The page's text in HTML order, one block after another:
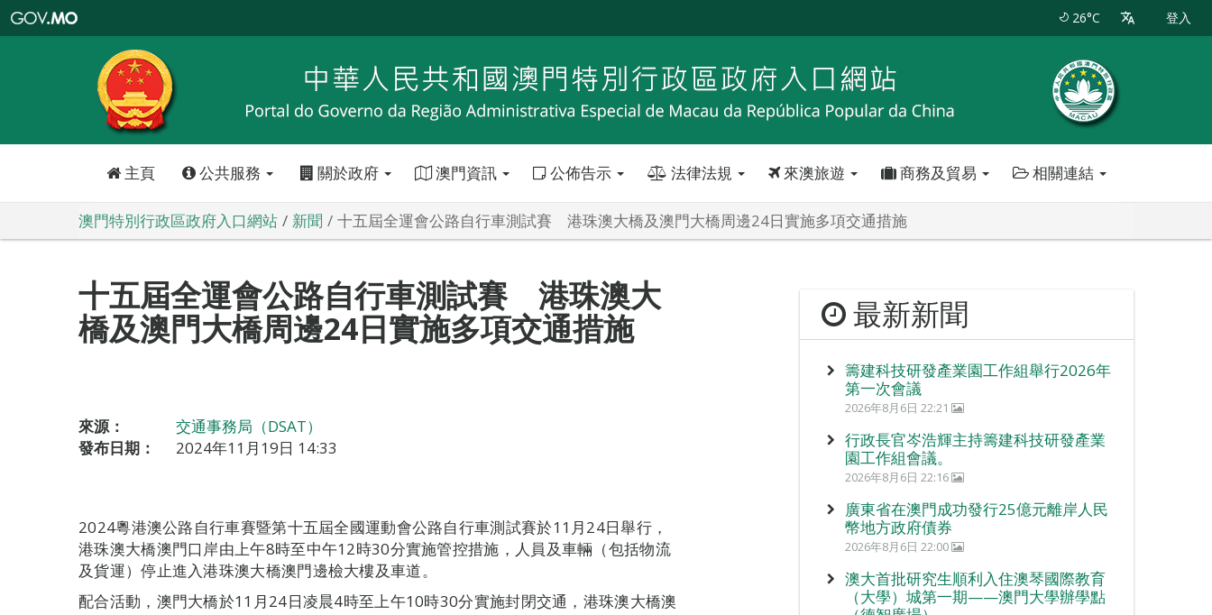
特
政
區
政
口
26°C 登入
主頁 公共服務 關於政府 澳門資訊 公佈告示 法律法規 來澳旅遊 商務及貿易 相關連結
澳門特別行政區政府入口網站 新聞 十五屆全運會公路自行車測試賽 港珠澳大橋及澳門大橋周邊24日實施多項交通措施
十五屆全運會公路自行車測試賽 港珠澳大
橋及澳門大橋周邊24日實施多項交通措施
來源：
交通事務局（DSAT）
發布日期：
2024年11月19日 14:33
2024粵港澳公路自行車賽暨第十五屆全國運動會公路自行車測試賽於11月24日舉行，
港珠澳大橋澳門口岸由上午8時至中午12時30分實施管控措施，人員及車輛（包括物流
及貨運）停止進入港珠澳大橋澳門邊檢大樓及車道。
配合活動，澳門大橋於11月24日凌晨4時至上午10時30分實施封閉交通，港珠澳大橋澳
最新新聞
籌建科技研發產業園工作組舉行2026年
第一次會議
2026年8月6日 22:21
行政長官岑浩輝主持籌建科技研發產業
園工作組會議。
2026年8月6日 22:16
廣東省在澳門成功發行25億元離岸人民
幣地方政府債券
2026年8月6日 22:00
澳大首批研究生順利入住澳琴國際教育
（大學）城第一期——澳門大學辦學點